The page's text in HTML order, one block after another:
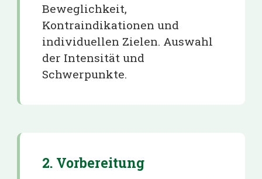
Beweglichkeit,
Kontraindikationen und
individuellen Zielen. Auswahl
der Intensität und
Schwerpunkte.
2. Vorbereitung